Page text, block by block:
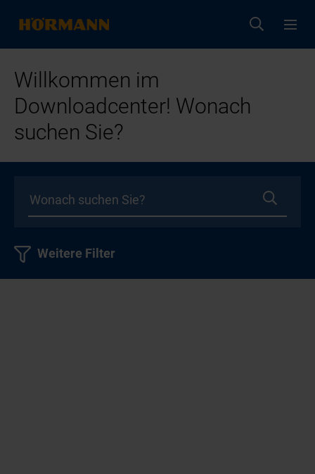
Willkommen im
Downloadcenter! Wonach
suchen Sie?
Weitere Filter